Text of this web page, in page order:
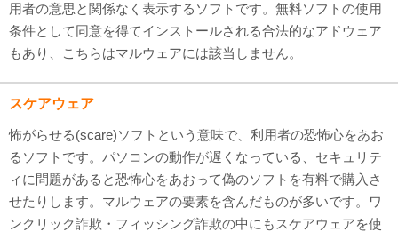
用者の意思と関係なく表示するソフトです。無料ソフトの使用
条件として同意を得てインストールされる合法的なアドウェア
もあり、こちらはマルウェアには該当しません。
スケアウェア
怖がらせる(scare)ソフトという意味で、利用者の恐怖心をあお
るソフトです。パソコンの動作が遅くなっている、セキュリテ
ィに問題があると恐怖心をあおって偽のソフトを有料で購入さ
せたりします。マルウェアの要素を含んだものが多いです。ワ
ンクリック詐欺・フィッシング詐欺の中にもスケアウェアを使